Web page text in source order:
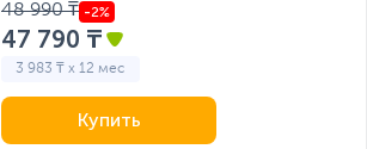
48 990 ₸
47 790 ₸
3 983 ₸ x 12 мес
Купить